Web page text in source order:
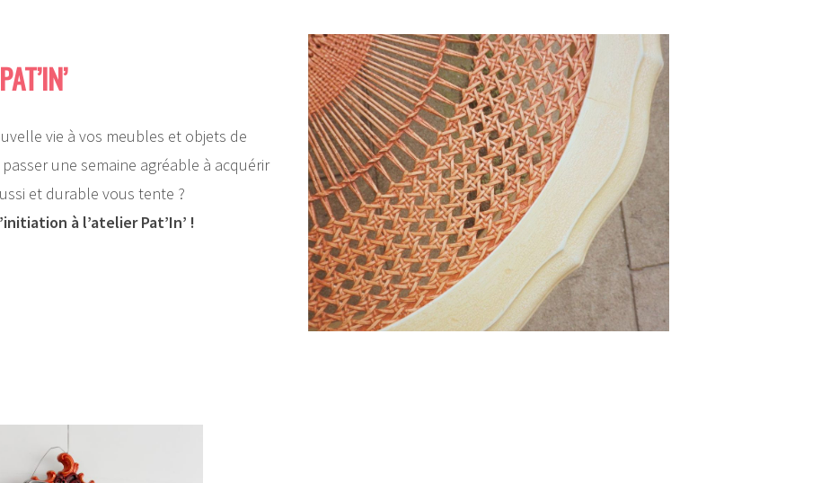
vie à vos meubles et objets de
une semaine agréable à acquérir
et durable vous tente ?
à l’atelier Pat’In’ !